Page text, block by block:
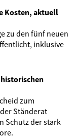
Kosten, aktuell
zu den fünf neuen
inklusive
zum
Ständerat
Schutz der stark